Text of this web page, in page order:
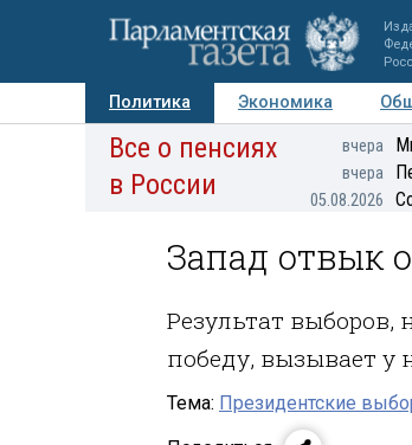
Политика Экономика
Авторы Персоны Мнения
Все о пенсиях
в России
вчера
вчера
05.08.2026
Запад отвык
Результат
победу, вызывает у
Тема: Президентские